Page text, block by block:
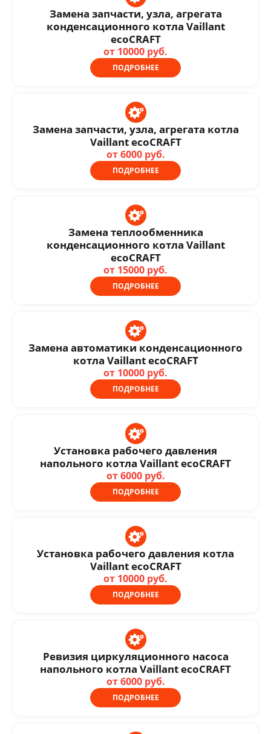
Замена запчасти, узла, агрегата
конденсационного котла Vaillant
ecoCRAFT
от 10000 руб.
ПОДРОБНЕЕ
Замена запчасти, узла, агрегата котла
Vaillant ecoCRAFT
от 6000 руб.
ПОДРОБНЕЕ
Замена теплообменника
конденсационного котла Vaillant
ecoCRAFT
от 15000 руб.
ПОДРОБНЕЕ
Замена автоматики конденсационного
котла Vaillant ecoCRAFT
от 10000 руб.
ПОДРОБНЕЕ
Установка рабочего давления
напольного котла Vaillant ecoCRAFT
от 6000 руб.
ПОДРОБНЕЕ
Установка рабочего давления котла
Vaillant ecoCRAFT
от 10000 руб.
ПОДРОБНЕЕ
Ревизия циркуляционного насоса
напольного котла Vaillant ecoCRAFT
от 6000 руб.
ПОДРОБНЕЕ